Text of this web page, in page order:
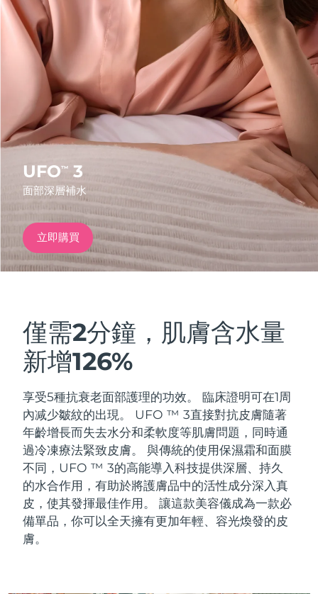
UFO™ 3
面部深層補水
立即購買
僅需2分鐘，肌膚含水量
新增126%
享受5種抗衰老面部護理的功效。 臨床證明可在1周
內减少皺紋的出現。 UFO ™ 3直接對抗皮膚隨著
年齡增長而失去水分和柔軟度等肌膚問題，同時通
過冷凍療法緊致皮膚。
與傳統的使用保濕霜和面膜
不同，UFO ™ 3的高能導入科技提供深層、持久
的水合作用，有助於將護膚品中的活性成分深入真
皮，使其發揮最佳作用。 讓這款美容儀成為一款必
備單品，你可以全天擁有更加年輕、容光煥發的皮
膚。
FAQ™ Dual LED Panel
熱門產品
特別優惠
紅光療法
LUNA™ 4 套裝
Anti-aging massage
LUNA™ 4 Plus
Massage, LED heating
BEAR™ 2 套裝
Microcurrent toning
BEAR™ 2 go
Microcurrent toning on-the-go
補水保濕
UFO™ 3 套裝
Deep facial hydration
口腔護理
issa™ 4
Hybrid silicone sonic toothbrush
FAQ™ 抗老護理
美國 預計送達日期 12/8/26
英國 預計送達日期11/8/26
西班牙 預計送達日期11/8/26
澳洲 預計送達日期14/8/26
預計送達日期11/8/26
德國 預計送達日期 11/8/26
加拿大 預計送達日期
奧地利 預計送達日期 11/8/26
巴林
比利時 預計送達日期 11/8/26
百慕達 預計送達日期17/8/26
波士尼亞與赫塞哥維納 預計送達日期14/8/26
汶萊 預計送達日期16/8/26
保加利亞 預計送達日期11/8/26